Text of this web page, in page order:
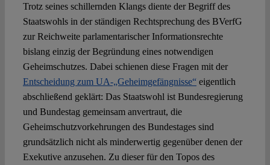
Trotz seines schillernden Klangs diente der Begriff des
Staatswohls in der ständigen Rechtsprechung des BVerfG
zur Reichweite parlamentarischer Informationsrechte
bislang einzig der Begründung eines notwendigen
Geheimschutzes. Dabei schienen diese Fragen mit der
Entscheidung zum UA-„Geheimgefängnisse“eigentlich
abschließend geklärt: Das Staatswohl ist Bundesregierung
und Bundestag gemeinsam anvertraut, die
Geheimschutzvorkehrungen des Bundestages sind
grundsätzlich nicht als minderwertig gegenüber denen der
Exekutive anzusehen. Zu dieser für den Topos des